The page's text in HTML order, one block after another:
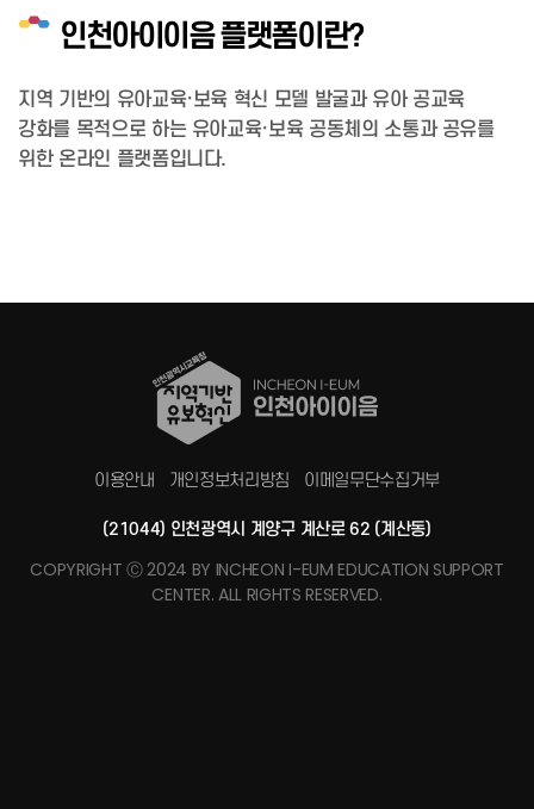
인천아이이음 플랫폼이란?
지역 기반의 유아교육·보육 혁신 모델 발굴과 유아 공교육
강화를 목적으로 하는 유아교육·보육 공동체의 소통과 공유를
위한 온라인 플랫폼입니다.
이용안내 개인정보처리방침 이메일무단수집거부
(21044) 인천광역시 계양구 계산로 62 (계산동)
COPYRIGHT Ⓒ 2024 BY INCHEON I-EUM EDUCATION SUPPORT
CENTER. ALL RIGHTS RESERVED.